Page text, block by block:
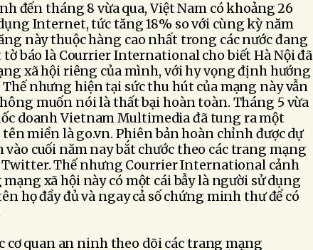
đến tháng 8 vừa qua, Việt Nam có khoảng 26
Internet, tức tăng 18% so với cùng kỳ năm
này thuộc hàng cao nhất trong các nước đang
báo là Courrier International cho biết Hà Nội đã
xã hội riêng của mình, với hy vọng định hướng
nhưng hiện tại sức thu hút của mạng này vẫn
muốn nói là thất bại hoàn toàn. Tháng 5 vừa
doanh Vietnam Multimedia đã tung ra một
miền là go.vn. Phiên bản hoàn chỉnh được dự
cuối năm nay bắt chước theo các trang mạng
Twitter. Thế nhưng Courrier International cảnh
xã hội này có một cái bẫy là người sử dụng
họ đầy đủ và ngay cả số chứng minh thư để có
cơ quan an ninh theo dõi các trang mạng